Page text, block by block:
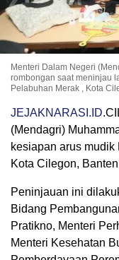
Menteri Dalam Negeri
rombongan saat meninjau
Pelabuhan Merak , Kota
JEJAKNARASI.ID
(Mendagri)
kesiapan arus
Kota Cilegon,
Peninjauan ini
Bidang
Pratikno, Menteri
Menteri Kesehatan